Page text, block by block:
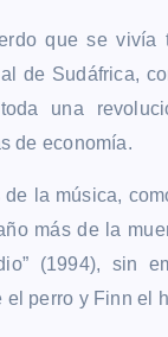
que se vivía
de Sudáfrica,
una
de economía.
de la música,
más de la
(1994), sin
el perro y Finn el